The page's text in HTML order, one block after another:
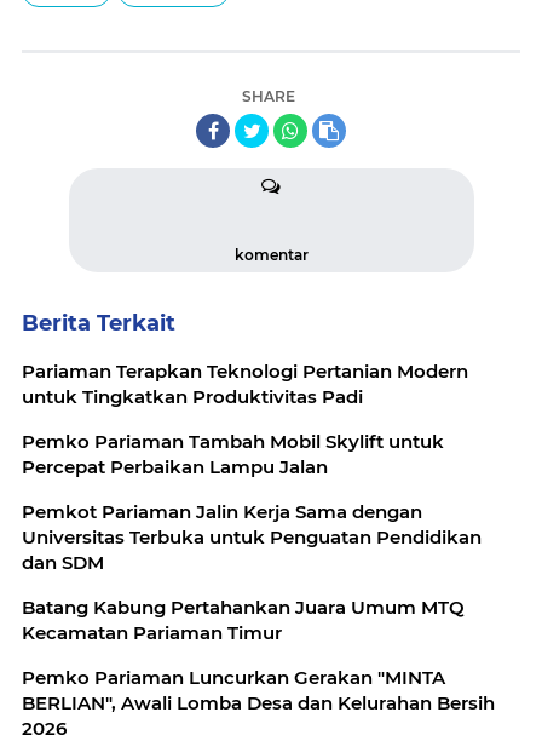
SHARE
komentar
Berita Terkait
Pariaman Terapkan Teknologi Pertanian Modern
untuk Tingkatkan Produktivitas Padi
Pemko Pariaman Tambah Mobil Skylift untuk
Percepat Perbaikan Lampu Jalan
Pemkot Pariaman Jalin Kerja Sama dengan
Universitas Terbuka untuk Penguatan Pendidikan
dan SDM
Batang Kabung Pertahankan Juara Umum MTQ
Kecamatan Pariaman Timur
Pemko Pariaman Luncurkan Gerakan "MINTA
BERLIAN", Awali Lomba Desa dan Kelurahan Bersih
2026